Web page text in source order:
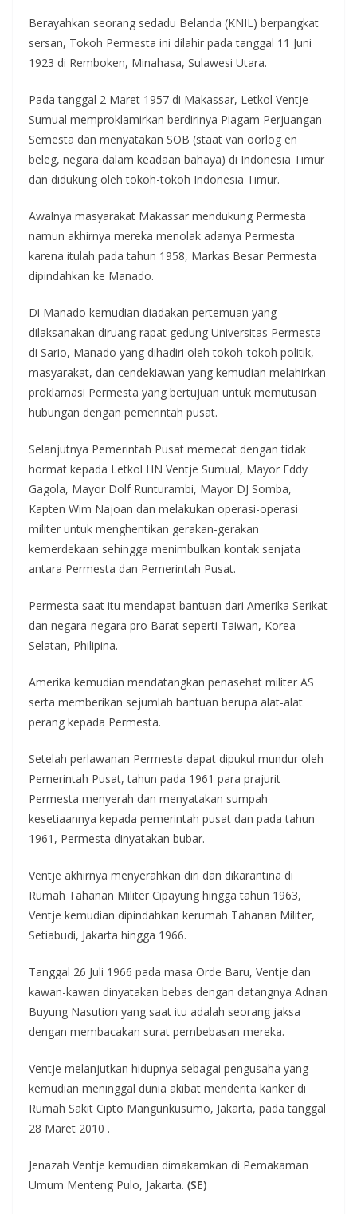
Berayahkan seorang sedadu Belanda (KNIL) berpangkat
sersan, Tokoh Permesta ini dilahir pada tanggal 11 Juni
1923 di Remboken, Minahasa, Sulawesi Utara.
Pada tanggal 2 Maret 1957 di Makassar, Letkol Ventje
Sumual memproklamirkan berdirinya Piagam Perjuangan
Semesta dan menyatakan SOB (staat van oorlog en
beleg, negara dalam keadaan bahaya) di Indonesia Timur
dan didukung oleh tokoh-tokoh Indonesia Timur.
Awalnya masyarakat Makassar mendukung Permesta
namun akhirnya mereka menolak adanya Permesta
karena itulah pada tahun 1958, Markas Besar Permesta
dipindahkan ke Manado.
Di Manado kemudian diadakan pertemuan yang
dilaksanakan diruang rapat gedung Universitas Permesta
di Sario, Manado yang dihadiri oleh tokoh-tokoh politik,
masyarakat, dan cendekiawan yang kemudian melahirkan
proklamasi Permesta yang bertujuan untuk memutusan
hubungan dengan pemerintah pusat.
Selanjutnya Pemerintah Pusat memecat dengan tidak
hormat kepada Letkol HN Ventje Sumual, Mayor Eddy
Gagola, Mayor Dolf Runturambi, Mayor DJ Somba,
Kapten Wim Najoan dan melakukan operasi-operasi
militer untuk menghentikan gerakan-gerakan
kemerdekaan sehingga menimbulkan kontak senjata
antara Permesta dan Pemerintah Pusat.
Permesta saat itu mendapat bantuan dari Amerika Serikat
dan negara-negara pro Barat seperti Taiwan, Korea
Selatan, Philipina.
Amerika kemudian mendatangkan penasehat militer AS
serta memberikan sejumlah bantuan berupa alat-alat
perang kepada Permesta.
Setelah perlawanan Permesta dapat dipukul mundur oleh
Pemerintah Pusat, tahun pada 1961 para prajurit
Permesta menyerah dan menyatakan sumpah
kesetiaannya kepada pemerintah pusat dan pada tahun
1961, Permesta dinyatakan bubar.
Ventje akhirnya menyerahkan diri dan dikarantina di
Rumah Tahanan Militer Cipayung hingga tahun 1963,
Ventje kemudian dipindahkan kerumah Tahanan Militer,
Setiabudi, Jakarta hingga 1966.
Tanggal 26 Juli 1966 pada masa Orde Baru, Ventje dan
kawan-kawan dinyatakan bebas dengan datangnya Adnan
Buyung Nasution yang saat itu adalah seorang jaksa
dengan membacakan surat pembebasan mereka.
Ventje melanjutkan hidupnya sebagai pengusaha yang
kemudian meninggal dunia akibat menderita kanker di
Rumah Sakit Cipto Mangunkusumo, Jakarta, pada tanggal
28 Maret 2010 .
Jenazah Ventje kemudian dimakamkan di Pemakaman
Umum Menteng Pulo, Jakarta. (SE)